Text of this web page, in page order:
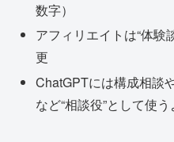
数字）
アフィリエイトは“体験
更
ChatGPTには構成相談
など“相談役”として使